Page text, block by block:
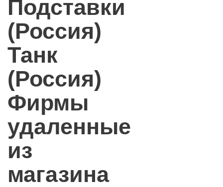
Подставки
(Россия)
Танк
(Россия)
Фирмы
удаленные
из
магазина